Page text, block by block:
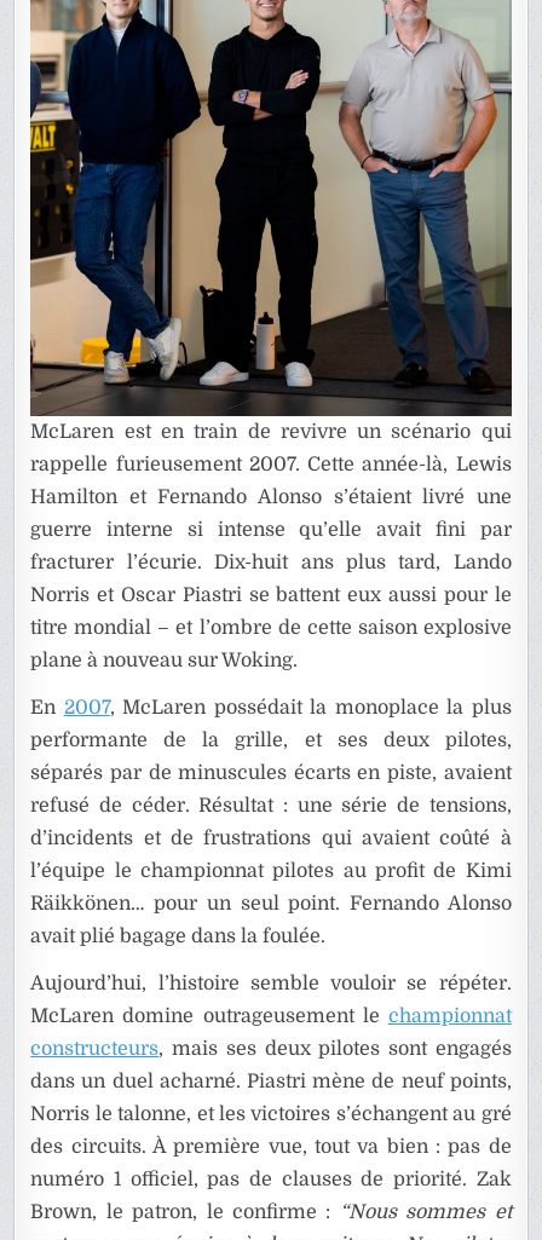
McLaren est en train de revivre un scénario qui
rappelle furieusement 2007. Cette année-là, Lewis
Hamilton et Fernando Alonso s’étaient livré une
guerre interne si intense qu’elle avait fini par
fracturer l’écurie. Dix-huit ans plus tard, Lando
Norris et Oscar Piastri se battent eux aussi pour le
titre mondial – et l’ombre de cette saison explosive
plane à nouveau sur Woking.
En 2007, McLaren possédait la monoplace la plus
performante de la grille, et ses deux pilotes,
séparés par de minuscules écarts en piste, avaient
refusé de céder. Résultat : une série de tensions,
d’incidents et de frustrations qui avaient coûté à
l’équipe le championnat pilotes au profit de Kimi
Räikkönen… pour un seul point. Fernando Alonso
avait plié bagage dans la foulée.
Aujourd’hui, l’histoire semble vouloir se répéter.
McLaren domine outrageusement le championnat
constructeurs, mais ses deux pilotes sont engagés
dans un duel acharné. Piastri mène de neuf points,
Norris le talonne, et les victoires s’échangent au gré
des circuits. À première vue, tout va bien : pas de
numéro 1 officiel, pas de clauses de priorité. Zak
Brown, le patron, le confirme :
“Nous sommes et